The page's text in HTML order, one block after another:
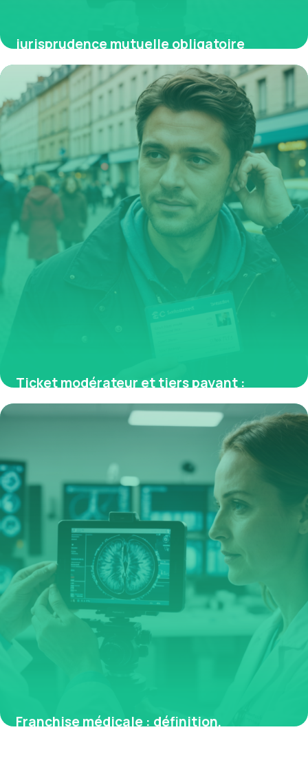
jurisprudence mutuelle obligatoire
9 avril 2026
Ticket modérateur et tiers payant :
comprendre leur rôle pour optimiser vos
remboursements santé
Franchise médicale : définition,